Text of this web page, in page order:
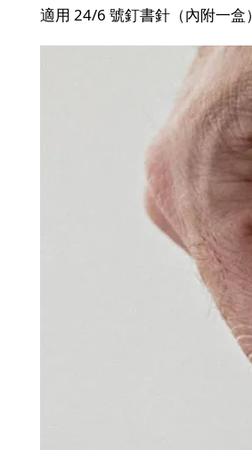
適用 24/6 號釘書針（內附一盒）